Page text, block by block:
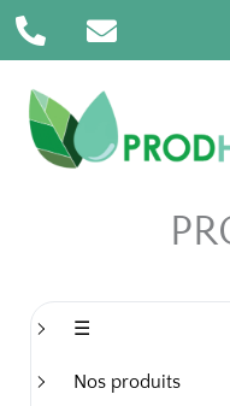
Aller
h
n
e
-
E
n
e
o
☰
Nos produits